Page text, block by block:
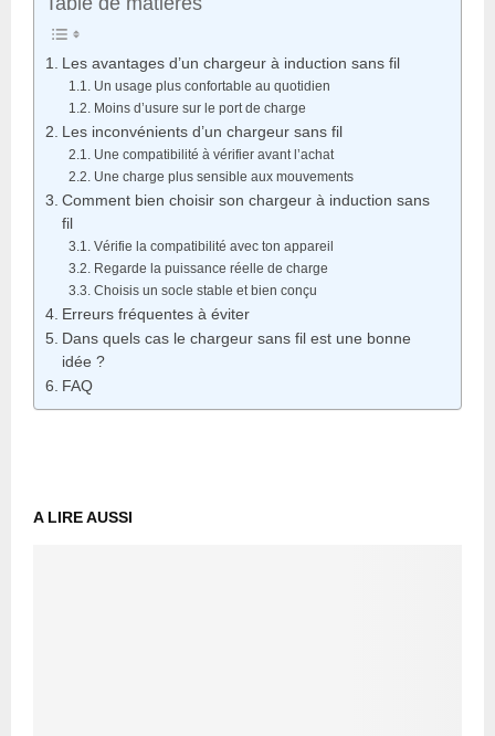
Les avantages d’un chargeur à induction sans fil
Un usage plus confortable au quotidien
Moins d’usure sur le port de charge
Les inconvénients d’un chargeur sans fil
Une compatibilité à vérifier avant l’achat
Une charge plus sensible aux mouvements
Comment bien choisir son chargeur à induction sans
fil
Vérifie la compatibilité avec ton appareil
Regarde la puissance réelle de charge
Choisis un socle stable et bien conçu
Erreurs fréquentes à éviter
Dans quels cas le chargeur sans fil est une bonne
idée ?
FAQ
A LIRE AUSSI